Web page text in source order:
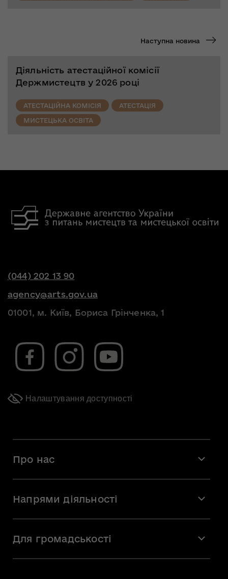
Наступна новина
Діяльність атестаційної комісії
Держмистецтв у 2026 році
АТЕСТАЦІЙНА КОМІСІЯ АТЕСТАЦІЯ
МИСТЕЦЬКА ОСВІТА
(044) 202 13 90
agency@arts.gov.ua
01001, м. Київ, Бориса Грінченка, 1
Налаштування доступності
Про нас
Команда
Вакансії
Напрями діяльності
Мистецька освіта
Для громадськості